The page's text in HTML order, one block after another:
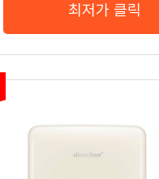
최저가 클릭